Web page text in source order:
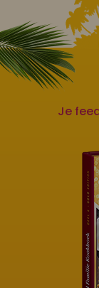
Je